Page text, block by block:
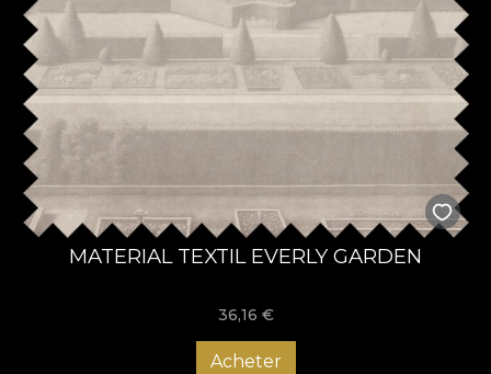
MATERIAL TEXTIL EVERLY GARDEN
36,16 €
Acheter